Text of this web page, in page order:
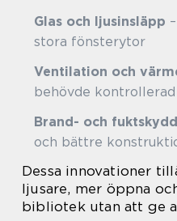
Glas och ljusinsläpp
stora fönsterytor
Ventilation och
behövde
Brand- och fuktskydd
och bättre
Dessa innovationer
ljusare, mer öppna
bibliotek utan att ge